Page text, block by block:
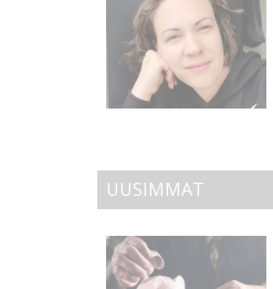
UUSIMMAT